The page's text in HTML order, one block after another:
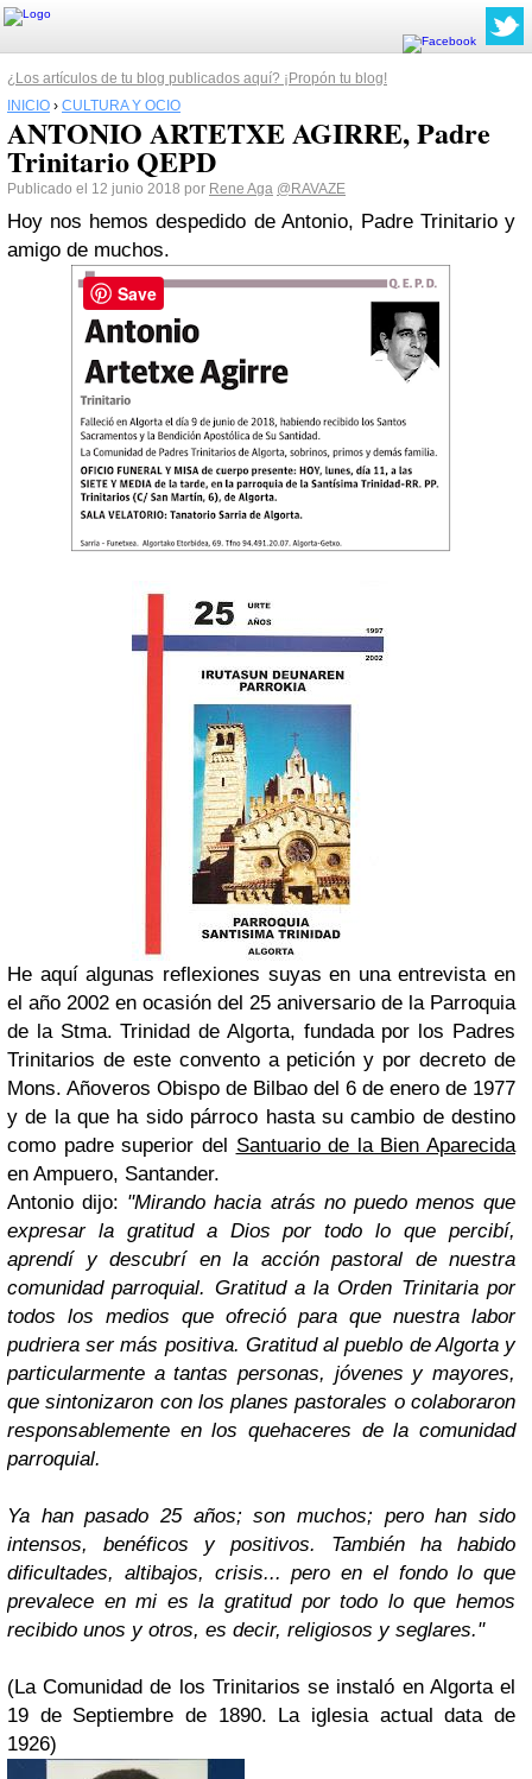
¿Los artículos de tu blog publicados aquí? ¡Propón tu blog!
INICIO › CULTURA Y OCIO
ANTONIO ARTETXE AGIRRE, Padre
Trinitario QEPD
Publicado el 12 junio 2018 por Rene Aga @RAVAZE
Hoy nos hemos despedido de Antonio, Padre Trinitario y
amigo de muchos.
He aquí algunas reflexiones suyas en una entrevista en
el año 2002 en ocasión del 25 aniversario de la Parroquia
de la Stma. Trinidad de Algorta, fundada por los Padres
Trinitarios de este convento a petición y por decreto de
Mons. Añoveros Obispo de Bilbao del 6 de enero de 1977
y de la que ha sido párroco hasta su cambio de destino
como padre superior del Santuario de la Bien Aparecida
en Ampuero, Santander.
Antonio dijo: "Mirando hacia atrás no puedo menos que
expresar la gratitud a Dios por todo lo que percibí,
aprendí y descubrí en la acción pastoral de nuestra
comunidad parroquial. Gratitud a la Orden Trinitaria por
todos los medios que ofreció para que nuestra labor
pudriera ser más positiva. Gratitud al pueblo de Algorta y
particularmente a tantas personas, jóvenes y mayores,
que sintonizaron con los planes pastorales o colaboraron
responsablemente en los quehaceres de la comunidad
parroquial.
Ya han pasado 25 años; son muchos; pero han sido
intensos, benéficos y positivos. También ha habido
dificultades, altibajos, crisis... pero en el fondo lo que
prevalece en mi es la gratitud por todo lo que hemos
recibido unos y otros, es decir, religiosos y seglares."
(La Comunidad de los Trinitarios se instaló en Algorta el
19 de Septiembre de 1890. La iglesia actual data de
1926)
Save